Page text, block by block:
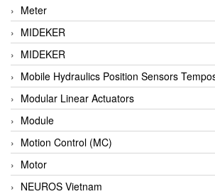
Basco
Baumer
Baumuller Vietnam
Baykee
BBC Bircher Smart Access
BCS ITALY
BEA SENSORS
Beacon Extender
Beckhoff
Meter
MIDEKER
MIDEKER
Mobile Hydraulics Position Sensors
Modular Linear Actuators
Module
Motion Control (MC)
Motor
NEUROS Vietnam